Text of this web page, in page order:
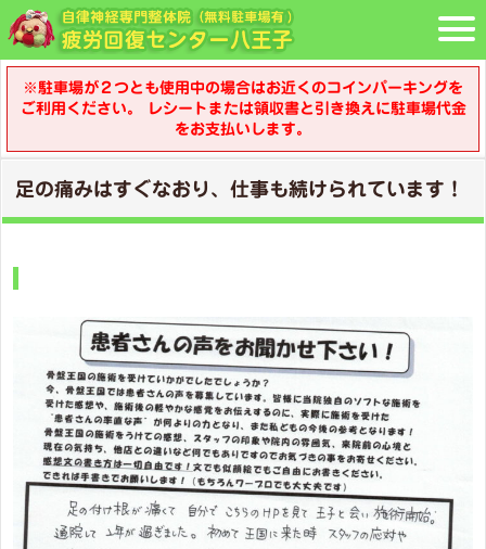
※駐車場が２つとも使用中の場合はお近くのコインパーキングを
ご利用ください。 レシートまたは領収書と引き換えに駐車場代金
をお支払いします。
足の痛みはすぐなおり、仕事も続けられています！